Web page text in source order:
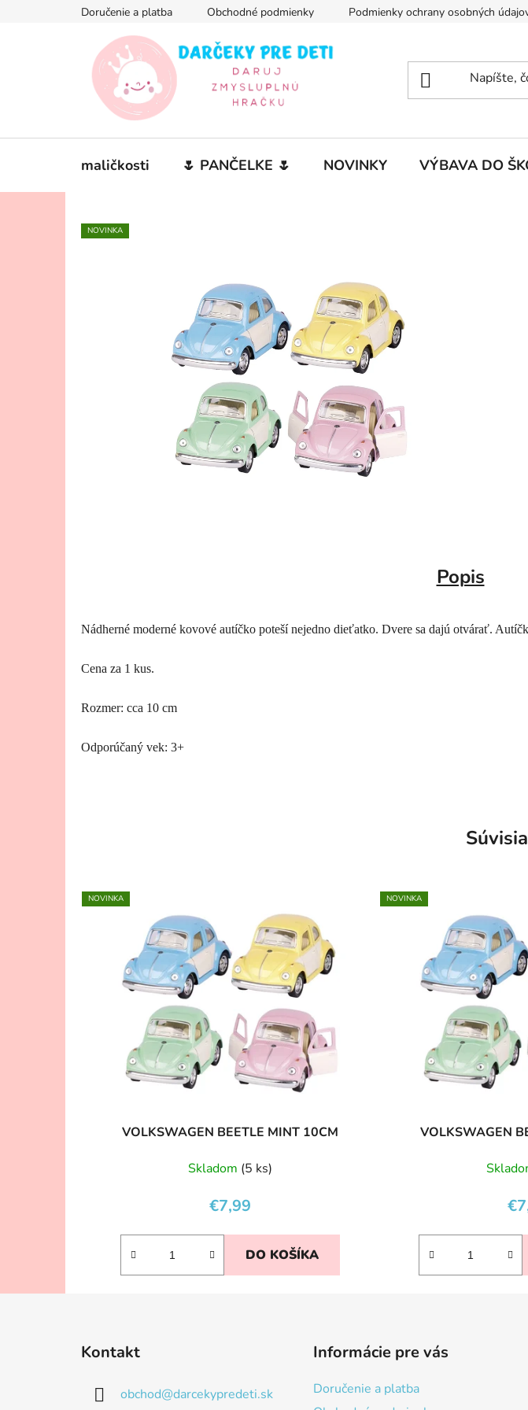
Doručenie a platba Obchodné podmienky Podmienky ochrany osobných údajov
maličkosti 🌷 PANČELKE 🌷 NOVINKY VÝBAVA DO
NOVINKA
Popis
Nádherné moderné kovové autíčko poteší nejedno dieťatko. Dvere sa dajú otvárať.
Cena za 1 kus.
Rozmer: cca 10 cm
Odporúčaný vek: 3+
NOVINKA
VOLKSWAGEN BEETLE MINT 10CM
Skladom (5 ks)
€7,99
DO KOŠÍKA
NOVINKA
VOLKSWAGEN
Kontakt
obchod@darcekypredeti.sk
Informácie pre vás
Doručenie a platba